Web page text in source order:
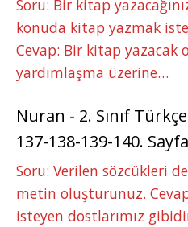
Soru: Bir kitap
konuda kitap yazmak
Cevap: Bir kitap yazacak
yardımlaşma üzerine…
Nuran - 2. Sınıf
137-138-139-140.
Soru: Verilen sözcükleri
metin oluşturunuz.
isteyen dostlarımız